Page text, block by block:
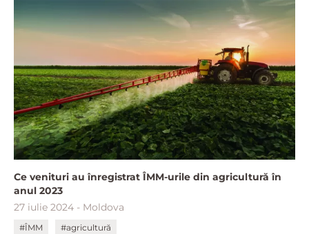
Ce venituri au înregistrat ÎMM-urile din agricultură în
anul 2023
27 iulie 2024 - Moldova
#ÎMM #agricultură